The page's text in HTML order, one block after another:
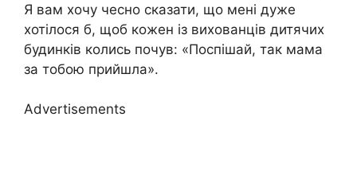
Я вам хочу чесно сказати, що мені дуже
хотілося б, щоб кожен із вихованців дитячих
будинків колись почув: «Поспішай, так мама
за тобою прийшла».
Advertisements